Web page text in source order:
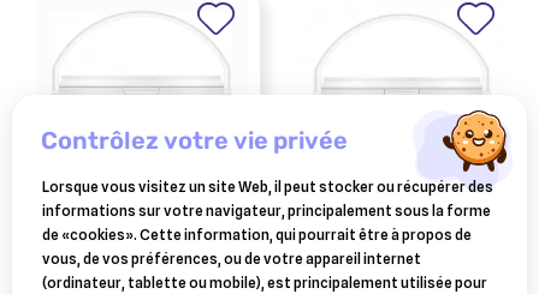
ESC LABORATOIRE
esc laboratoire curcuma
articulations et digestion
ESC LABORATOIRE
esc laboratoire ortie
piquante remineralisation
contrôlez votre vie privée
Lorsque vous visitez un site Web, il peut stocker ou récupérer des
informations sur votre navigateur, principalement sous la forme
de «cookies». Cette information, qui pourrait être à propos de
vous, de vos préférences, ou de votre appareil internet
(ordinateur, tablette ou mobile), est principalement utilisée pour